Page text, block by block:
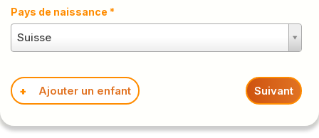
Pays de naissance *
Suisse
Ajouter un enfant Suivant